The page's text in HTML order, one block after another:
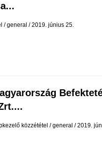
general 2019. június 25.
közzététel general 2019.